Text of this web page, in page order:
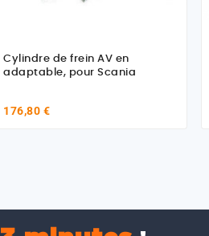
Cylindre de frein AV en
adaptable, pour Scania
176,80 €